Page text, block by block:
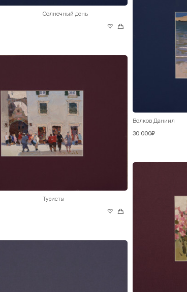
Солнечный день
Волков Даниил
30 000₽
Туристы